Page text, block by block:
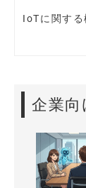
IoTに関する
企業向